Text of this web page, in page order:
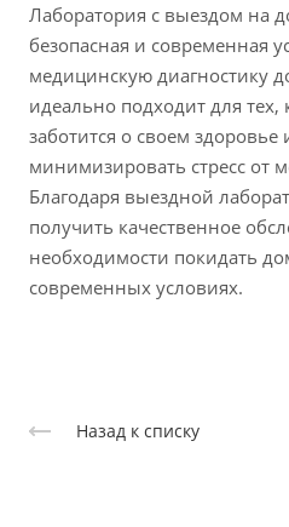
Лаборатория с выездом на
безопасная и современная
медицинскую диагностику
идеально подходит для тех,
заботится о своем здоровье
минимизировать стресс от
Благодаря выездной
получить качественное
необходимости покидать
современных условиях.
Назад к списку